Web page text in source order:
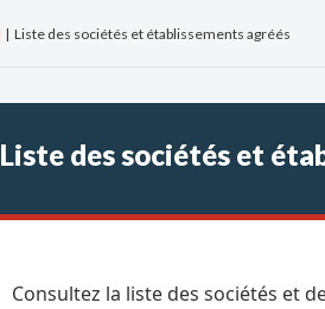
| Liste des sociétés et établissements agréés
Liste des sociétés et
Consultez la liste des sociétés et